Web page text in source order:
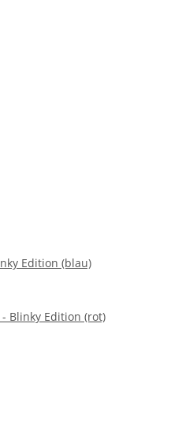
Edition (blau)